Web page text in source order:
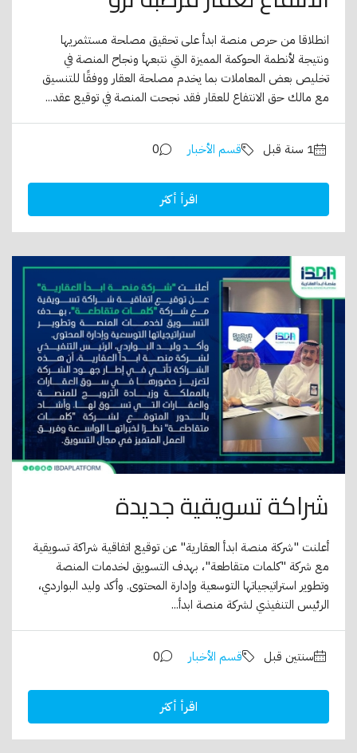
انطلاقا من حرص منصة ابدأ على تحقيق مصلحة مستثمريها
ونتيجة لأنطمة الحوكمة المميزة التي نتبعها ونجاح المنصة في
تخليص بعض المعاملات بما يخدم مصلحة العقار ووفقًا للتنسيق
مع مالك حق الانتفاع للعقار فقد نجحت المنصة في توقيع عقد...
قسم الأخبار 0
اقرأ أكثر
شراكة تسويقية جديدة
أعلنت "شركة منصة ابدأ العقارية" عن توقيع اتفاقية شراكة تسويقية
مع شركة "كلمات متقاطعة"، بهدف التسويق لخدمات المنصة
وتطوير استراتيجياتها التوسعية وإدارة المحتوى. وأكد وليد البواردي،
الرئيس التنفيذي لشركة منصة ابدأ...
‏سنتين قبل قسم الأخبار 0
اقرأ أكثر